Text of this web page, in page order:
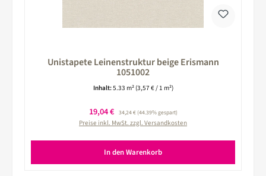
Unistapete Leinenstruktur beige Erismann
1051002
Inhalt:5.33 m² (3,57 € / 1 m²)
Verkaufspreis:
19,04 € Regulärer Preis:
34,24 €(44.39% gespart)
Preise inkl. MwSt. zzgl. Versandkosten
In den Warenkorb